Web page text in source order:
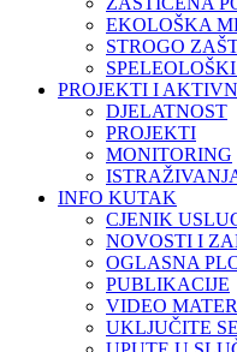
EKOLOŠKA
STROGO
PROJEKTI I
DJELATNOST
PROJEKTI
MONITORING
INFO KUTAK
CJENIK
NOVOSTI I
OGLASNA
PUBLIKACIJE
VIDEO
UKLJUČITE SE